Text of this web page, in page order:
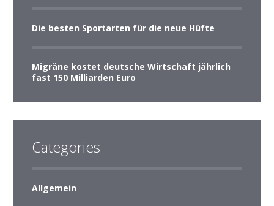
Die besten Sportarten für die neue Hüfte
Migräne kostet deutsche Wirtschaft jährlich
fast 150 Milliarden Euro
Categories
Allgemein